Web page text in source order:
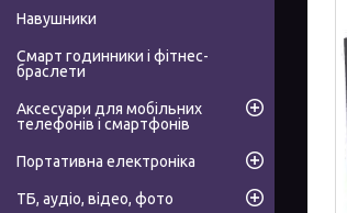
Навушники
Смарт годинники і фітнес-
браслети
Аксесуари для мобільних
телефонів і смартфонів
Портативна електроніка
ТБ, аудіо, відео, фото